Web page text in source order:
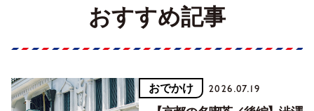
おすすめ記事
おでかけ 2026.07.19